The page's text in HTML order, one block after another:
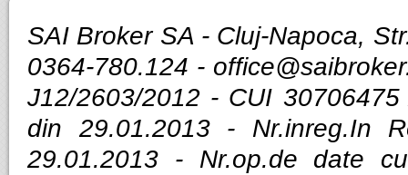
SAI Broker SA - Cluj-Napoca,
0364-780.124 -
J12/2603/2012 - CUI
din 29.01.2013 - Nr.inreg.In
29.01.2013 - Nr.op.de date